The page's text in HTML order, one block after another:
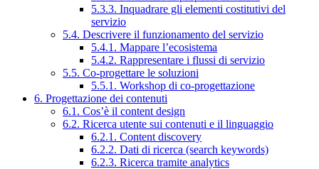
5.3.3. Inquadrare gli elementi costitutivi del
servizio
5.4. Descrivere il funzionamento del servizio
5.4.1. Mappare l’ecosistema
5.4.2. Rappresentare i flussi di servizio
5.5. Co-progettare le soluzioni
5.5.1. Workshop di co-progettazione
6. Progettazione dei contenuti
6.1. Cos’è il content design
6.2. Ricerca utente sui contenuti e il linguaggio
6.2.1. Content discovery
6.2.2. Dati di ricerca (search keywords)
6.2.3. Ricerca tramite analytics